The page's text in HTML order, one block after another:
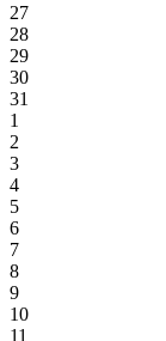
27
28
29
30
31
1
2
3
4
5
6
7
8
9
10
11